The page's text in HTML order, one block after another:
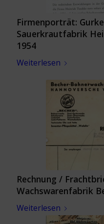
Firmenporträt:
Sauerkrautfabrik
1954
Weiterlesen
Rechnung /
Wachswarenfabrik
Weiterlesen